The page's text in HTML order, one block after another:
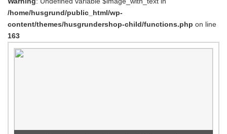
/home/husgrund/public_html/wp-
content/themes/husgrundershop-child/functions.php on line
163